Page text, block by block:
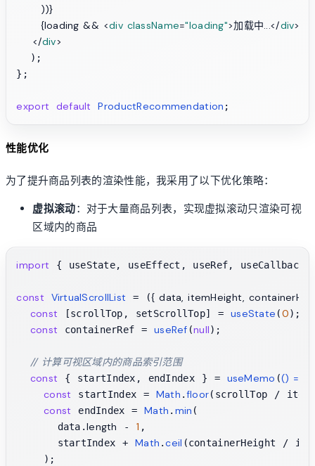
      ))}
      {loading &&
<div className="loading">加载中... </div>
</div>
  );
};
export default ProductRecommendation
性能优化
为了提升商品列表的渲染性能，我采用了以下优化策略：
虚拟滚动：对于大量商品列表，实现虚拟滚动只渲染可视
区域内的商品
import { useState, useEffect, useRef, useCallback,
const VirtualScrollList = ({ data, itemHeight,
const [scrollTop, setScrollTop] = useState (0);
const containerRef = useRef (null);
// 计算可视区域内的商品索引范围
const { startIndex, endIndex } = useMemo (() =>
const startIndex = Math .floor(scrollTop /
const endIndex = Math . min (
      data.
length - 1 ,
      startIndex +
Math .ceil (containerHeight /
    );